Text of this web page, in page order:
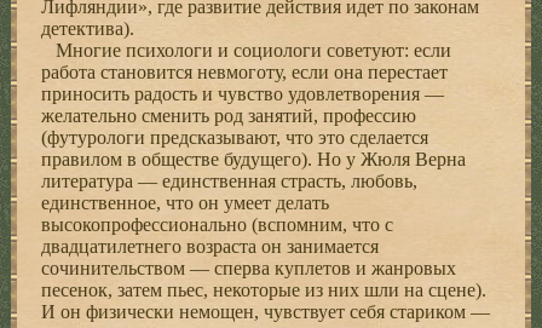
Лифляндии», где развитие действия идет по законам
детектива).
Многие психологи и социологи советуют: если
работа становится невмоготу, если она перестает
приносить радость и чувство удовлетворения —
желательно сменить род занятий, профессию
(футурологи предсказывают, что это сделается
правилом в обществе будущего). Но у Жюля Верна
литература — единственная страсть, любовь,
единственное, что он умеет делать
высокопрофессионально (вспомним, что с
двадцатилетнего возраста он занимается
сочинительством — сперва куплетов и жанровых
песенок, затем пьес, некоторые из них шли на сцене).
И он физически немощен, чувствует себя стариком —